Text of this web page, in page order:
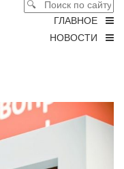
ГЛАВНОЕ
НОВОСТИ